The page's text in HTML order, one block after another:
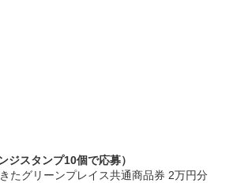
ジスタンプ10個で応募）
たグリーンプレイス共通商品券 2万円分